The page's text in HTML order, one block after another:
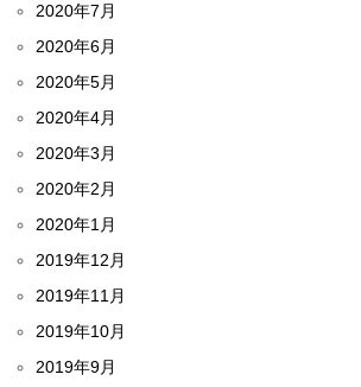
2020年7月
2020年6月
2020年5月
2020年4月
2020年3月
2020年2月
2020年1月
2019年12月
2019年11月
2019年10月
2019年9月